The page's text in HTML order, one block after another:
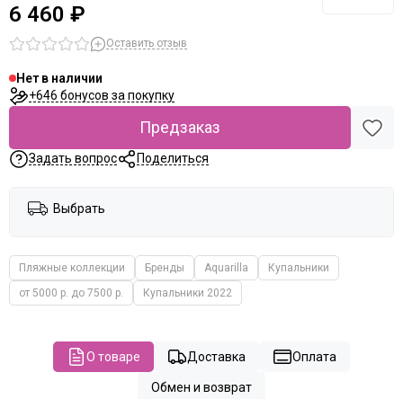
6 460 ₽
Оставить отзыв
Нет в наличии
+646 бонусов за покупку
Предзаказ
Задать вопрос Поделиться
Выбрать
Пляжные коллекции Бренды Aquarilla
Купальники
от 5000 р. до 7500 р.
Купальники 2022
О товаре Доставка Оплата
Обмен и возврат